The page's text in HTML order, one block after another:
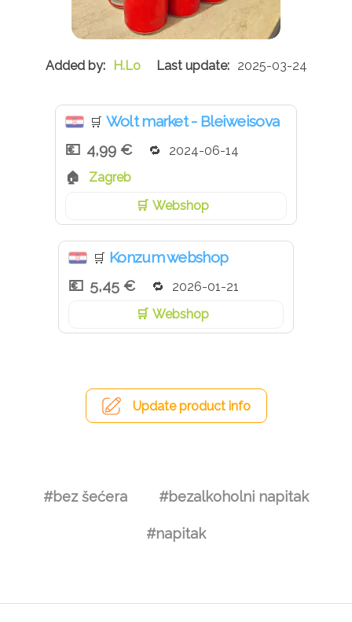
H.Lo 2025-03-24
🛒 Wolt market - Bleiweisova
4,99 €
2024-06-14
Zagreb
Webshop
🛒 Konzum webshop
5,45 €
2026-01-21
Webshop
Update product info
#bez šećera #bezalkoholni napitak
#napitak